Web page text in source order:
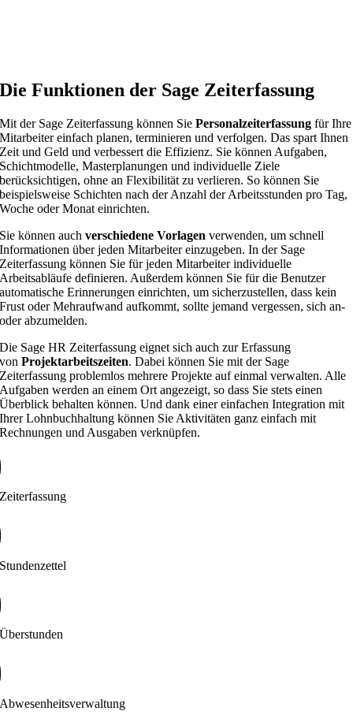
Die Funktionen der Sage Zeiterfassung
Mit der Sage Zeiterfassung können SiePersonalzeiterfassung für Ihre
Mitarbeiter einfach planen, terminieren und verfolgen. Das spart Ihnen
Zeit und Geld und verbessert die Effizienz. Sie können Aufgaben,
Schichtmodelle, Masterplanungen und individuelle Ziele
berücksichtigen, ohne an Flexibilität zu verlieren. So können Sie
beispielsweise Schichten nach der Anzahl der Arbeitsstunden pro Tag,
Woche oder Monat einrichten.
Sie können auchverschiedene Vorlagen verwenden, um schnell
Informationen über jeden Mitarbeiter einzugeben. In der Sage
Zeiterfassung können Sie für jeden Mitarbeiter individuelle
Arbeitsabläufe definieren. Außerdem können Sie für die Benutzer
automatische Erinnerungen einrichten, um sicherzustellen, dass kein
Frust oder Mehraufwand aufkommt, sollte jemand vergessen, sich an-
oder abzumelden.
Die Sage HR Zeiterfassung eignet sich auch zur Erfassung
vonProjektarbeitszeiten. Dabei können Sie mit der Sage
Zeiterfassung problemlos mehrere Projekte auf einmal verwalten. Alle
Aufgaben werden an einem Ort angezeigt, so dass Sie stets einen
Überblick behalten können. Und dank einer einfachen Integration mit
Ihrer Lohnbuchhaltung können Sie Aktivitäten ganz einfach mit
Rechnungen und Ausgaben verknüpfen.
Zeiterfassung
Stundenzettel
Überstunden
Abwesenheitsverwaltung